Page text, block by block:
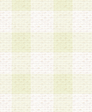
かじめ会
a.本サービ
b.本サービ
c.会員か
d.その他こ
2.当社は